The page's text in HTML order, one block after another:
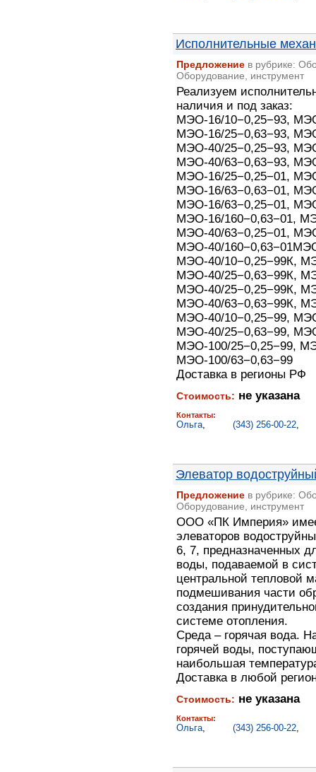
Исполнительные
Предложение в рубрике:
Оборудование, инструмент
Реализуем
наличия и под заказ:
МЭО-16/10−0,25−93,
МЭО-16/25−0,63−93,
МЭО-40/25−0,25−93,
МЭО-40/63−0,63−93,
МЭО-16/25−0,25−01,
МЭО-16/63−0,63−01,
МЭО-16/63−0,25−01,
МЭО-16/160−0,63−01,
МЭО-40/63−0,25−01,
МЭО-40/
МЭО-40/10−0,25−99К,
МЭО-40/25−0,63−99К,
МЭО-40/25−0,25−99К,
МЭО-40/63−0,63−99К,
МЭО-40/10−0,25−99,
МЭО-40/25−0,63−99,
МЭО-100/25−0,25−99,
МЭО-100/63−0,63−99
Доставка в регионы РФ
Стоимость: не указана
Контакты:
Ольга, (343) 256-00-22,
Элеватор
Предложение в рубрике:
Оборудование, инструмент
ООО «ПК Империя»
элеваторов
6, 7, предназначенных
воды, подаваемой в
центральной тепловой
подмешивания части
создания
системе отопления.
Среда – горячая вода.
горячей воды,
наибольшая
Доставка в любой
Стоимость: не указана
Контакты:
Ольга, (343) 256-00-22,